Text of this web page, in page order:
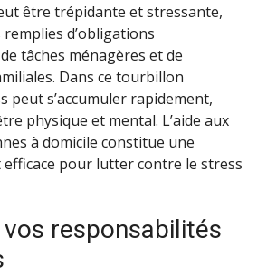
être trépidante et stressante,
d’obligations
tâches ménagères et de
Dans ce tourbillon
peut s’accumuler rapidement,
physique et mental. L’aide aux
à domicile constitue une
pour lutter contre le stress
vos responsabilités